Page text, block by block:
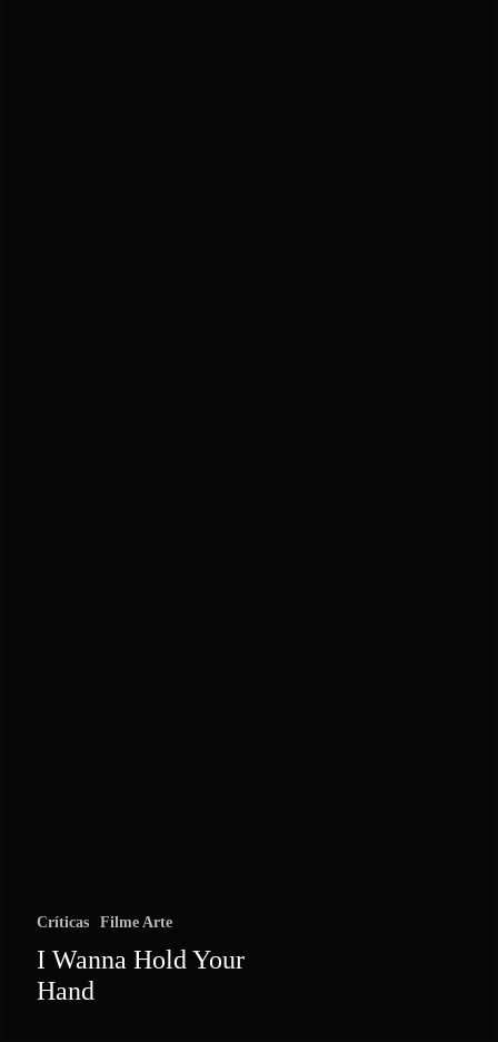
Críticas Filme Arte
I Wanna Hold Your
Hand